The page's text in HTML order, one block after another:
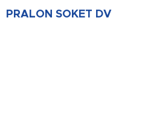
PRALON SOKET DV